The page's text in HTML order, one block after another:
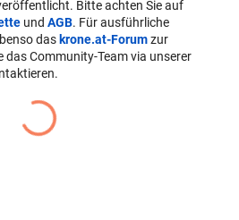
Bitte achten Sie auf
und AGB. Für ausführliche
das krone.at-Forumzur
das Community-Team via unserer